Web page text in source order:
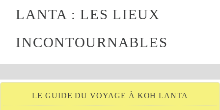
LANTA : LES LIEUX
INCONTOURNABLES
LE GUIDE DU VOYAGE À KOH LANTA